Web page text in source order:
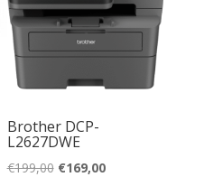
Brother DCP-
L2627DWE
€199,00 Oorspronkelijke
€169,00Huidige